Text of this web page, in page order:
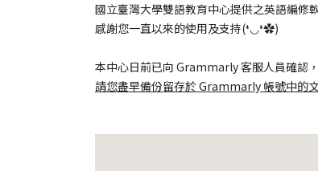
國立臺灣大學雙語教育中心提供之英語編修
感謝您一直以來的使用及支持(❛◡❛✿)
本中心日前已向 Grammarly 客服人員確認
請您盡早備份留存於 Grammarly 帳號中的